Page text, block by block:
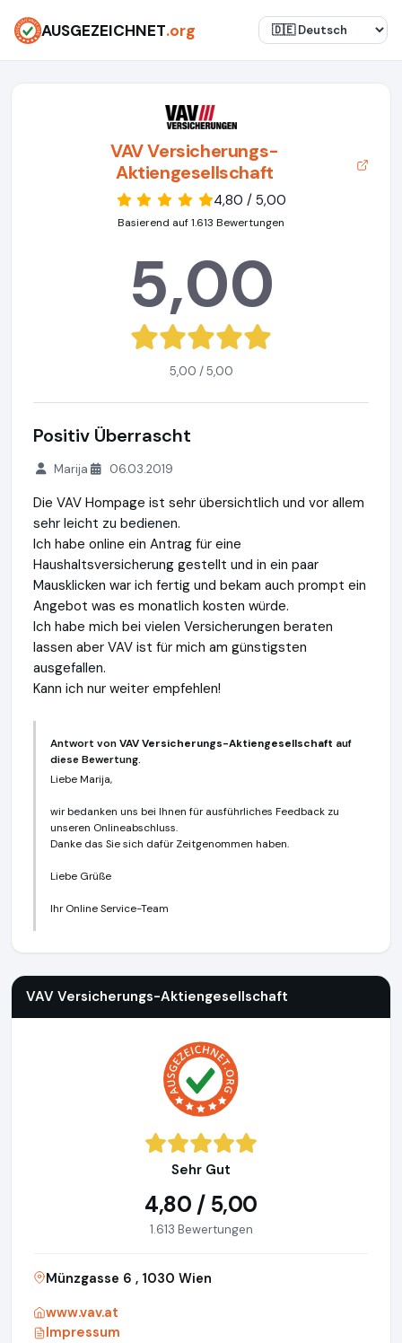
AUSGEZEICHNET.org
VAV Versicherungs-
Aktiengesellschaft
4,80 / 5,00
Basierend auf 1.613 Bewertungen
5,00
5,00 / 5,00
Positiv Überrascht
Marija 06.03.2019
Die VAV Hompage ist sehr übersichtlich und vor allem
sehr leicht zu bedienen.
Ich habe online ein Antrag für eine
Haushaltsversicherung gestellt und in ein paar
Mausklicken war ich fertig und bekam auch prompt ein
Angebot was es monatlich kosten würde.
Ich habe mich bei vielen Versicherungen beraten
lassen aber VAV ist für mich am günstigsten
ausgefallen.
Kann ich nur weiter empfehlen!
Antwort vonVAV Versicherungs-Aktiengesellschaft auf
diese Bewertung.
Liebe Marija,
wir bedanken uns bei Ihnen für ausführliches Feedback zu
unseren Onlineabschluss.
Danke das Sie sich dafür Zeitgenommen haben.
Liebe Grüße
Ihr Online Service-Team
VAV Versicherungs-Aktiengesellschaft
Sehr Gut
4,80 / 5,00
1.613 Bewertungen
Münzgasse 6 , 1030 Wien
www.vav.at
Impressum